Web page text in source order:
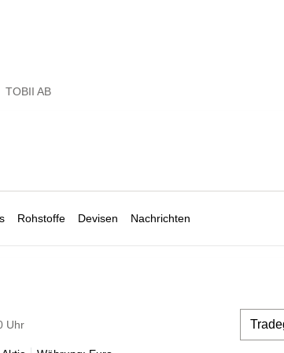
TOBII AB
Rohstoffe Devisen Nachrichten
Uhr